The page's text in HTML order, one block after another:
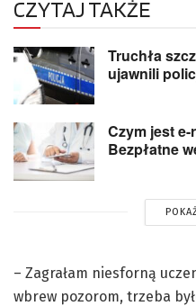
CZYTAJ TAKŻE
Truchła
ujawnili
Czym jest e-
Bezpłatne
– Zagrałam niesforną
wbrew pozorom, trzeba